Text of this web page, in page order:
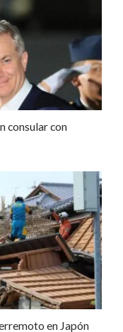
consular con
en Japón